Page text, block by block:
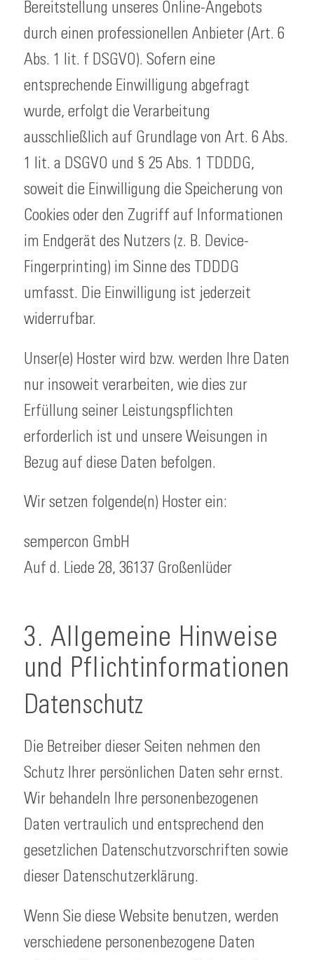
Bereitstellung unseres Online-Angebots
durch einen professionellen Anbieter (Art. 6
Abs. 1 lit. f DSGVO). Sofern eine
entsprechende Einwilligung abgefragt
wurde, erfolgt die Verarbeitung
ausschließlich auf Grundlage von Art. 6 Abs.
1 lit. a DSGVO und § 25 Abs. 1 TDDDG,
soweit die Einwilligung die Speicherung von
Cookies oder den Zugriff auf Informationen
im Endgerät des Nutzers (z. B. Device-
Fingerprinting) im Sinne des TDDDG
umfasst. Die Einwilligung ist jederzeit
widerrufbar.
Unser(e) Hoster wird bzw. werden Ihre Daten
nur insoweit verarbeiten, wie dies zur
Erfüllung seiner Leistungspflichten
erforderlich ist und unsere Weisungen in
Bezug auf diese Daten befolgen.
Wir setzen folgende(n) Hoster ein:
sempercon GmbH
Auf d. Liede 28, 36137 Großenlüder
3. Allgemeine Hinweise
und Pflicht­informationen
Datenschutz
Die Betreiber dieser Seiten nehmen den
Schutz Ihrer persönlichen Daten sehr ernst.
Wir behandeln Ihre personenbezogenen
Daten vertraulich und entsprechend den
gesetzlichen Datenschutzvorschriften sowie
dieser Datenschutzerklärung.
Wenn Sie diese Website benutzen, werden
verschiedene personenbezogene Daten